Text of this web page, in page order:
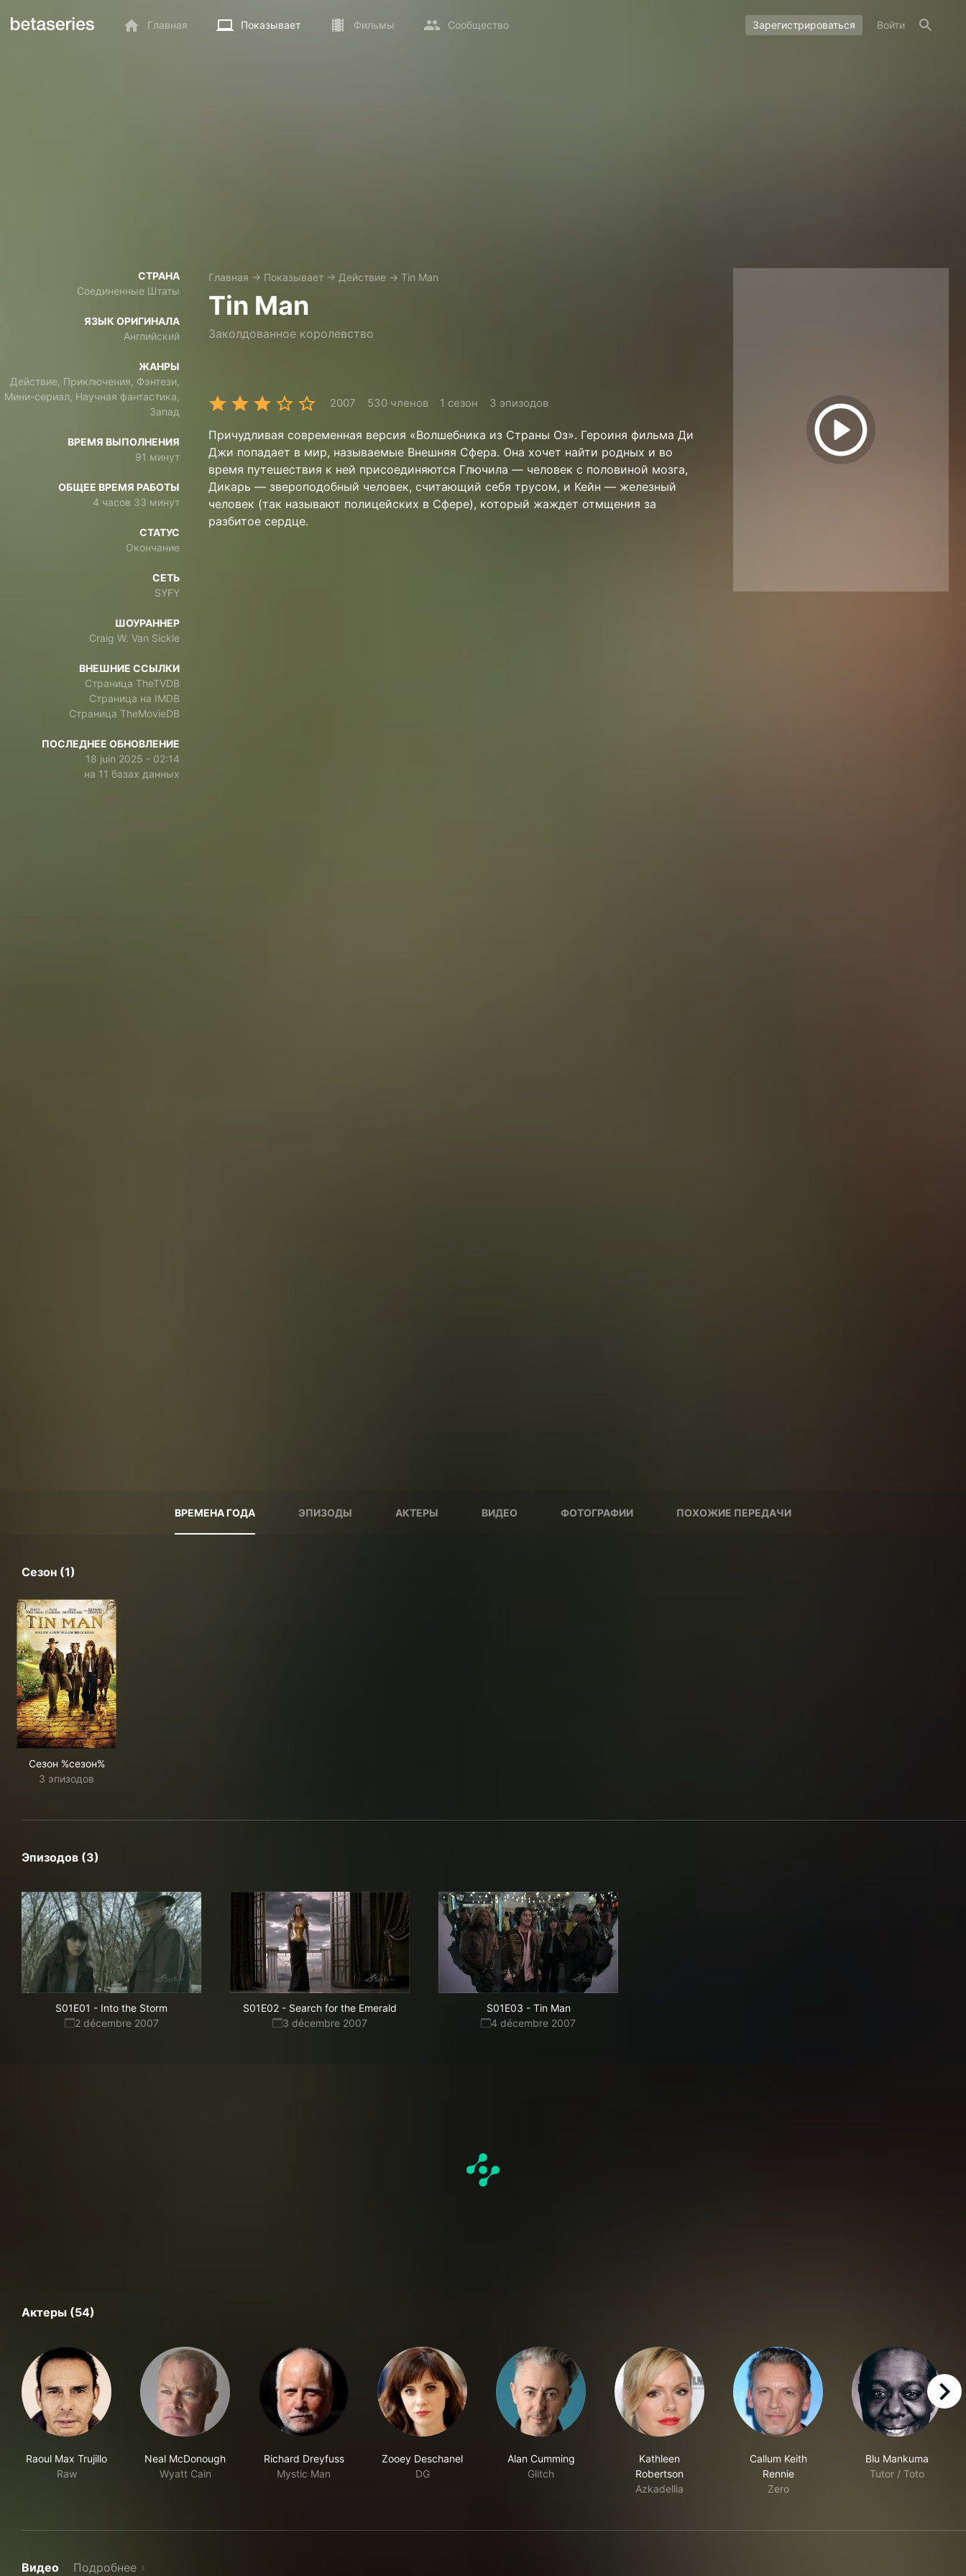
Главная Показывает Фильмы Сообщество Зарегистрироваться Войти
СТРАНА
Соединенные Штаты
ЯЗЫК ОРИГИНАЛА
Английский
ЖАНРЫ
Действие, Приключения, Фэнтези,
Мини-сериал, Научная фантастика,
Запад
ВРЕМЯ ВЫПОЛНЕНИЯ
91 минут
ОБЩЕЕ ВРЕМЯ РАБОТЫ
4 часов 33 минут
СТАТУС
Окончание
СЕТЬ
SYFY
ШОУРАННЕР
Craig W. Van Sickle
ВНЕШНИЕ ССЫЛКИ
Страница TheTVDB
Страница на IMDB
Страница TheMovieDB
ПОСЛЕДНЕЕ ОБНОВЛЕНИЕ
18 juin 2025 - 02:14
на 11 базах данных
Главная → Показывает → Действие → Tin Man
Tin Man
Заколдованное королевство
2007 530 членов 1 сезон 3 эпизодов
Причудливая современная версия «Волшебника из Страны Оз». Героиня фильма Ди
Джи попадает в мир, называемые Внешняя Сфера. Она хочет найти родных и во
время путешествия к ней присоединяются Глючила — человек с половиной мозга,
Дикарь — звероподобный человек, считающий себя трусом, и Кейн — железный
человек (так называют полицейских в Сфере), который жаждет отмщения за
разбитое сердце.
ВРЕМЕНА ГОДА ЭПИЗОДЫ АКТЕРЫ ВИДЕО ФОТОГРАФИИ ПОХОЖИЕ ПЕРЕДАЧИ
Сезон (1)
Сезон %сезон%
3 эпизодов
Эпизодов (3)
S01E01 - Into the Storm
2 décembre 2007
S01E02 - Search for the Emerald
3 décembre 2007
S01E03 - Tin Man
4 décembre 2007
Актеры (54)
Raoul Max Trujillo
Raw
Neal McDonough
Wyatt Cain
Richard Dreyfuss
Mystic Man
Zooey Deschanel
DG
Alan Cumming
Glitch
Kathleen
Robertson
Azkadellia
Callum Keith
Rennie
Zero
Blu Mankuma
Tutor / Toto
right
Видео Подробнее